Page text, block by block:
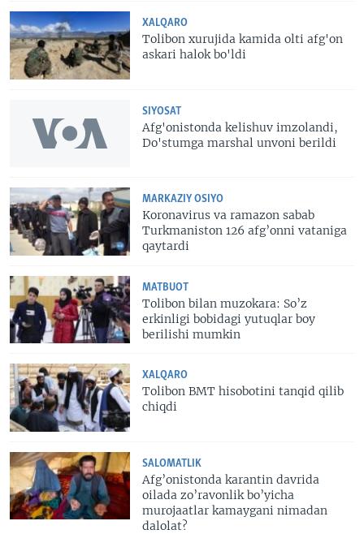
XALQARO
Tolibon xurujida kamida olti afg'on
askari halok bo'ldi
SIYOSAT
Afg'onistonda kelishuv imzolandi,
Do'stumga marshal unvoni berildi
MARKAZIY OSIYO
Koronavirus va ramazon sabab
Turkmaniston 126 afg’onni vataniga
qaytardi
MATBUOT
Tolibon bilan muzokara: So’z
erkinligi bobidagi yutuqlar boy
berilishi mumkin
XALQARO
Tolibon BMT hisobotini tanqid qilib
chiqdi
SALOMATLIK
Afg’onistonda karantin davrida
oilada zo’ravonlik bo’yicha
murojaatlar kamaygani nimadan
dalolat?